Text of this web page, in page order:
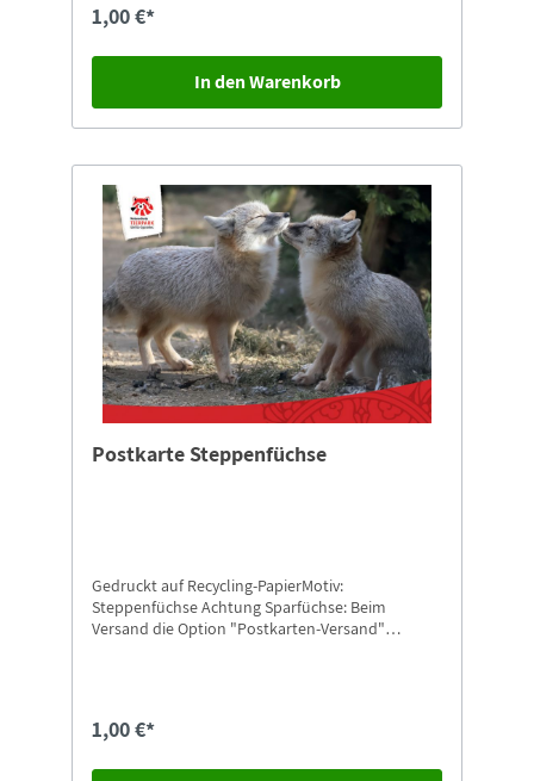
1,00 €*
In den Warenkorb
Postkarte Steppenfüchse
Gedruckt auf Recycling-PapierMotiv:
Steppenfüchse Achtung Sparfüchse: Beim
Versand die Option "Postkarten-Versand"
1,00 €*